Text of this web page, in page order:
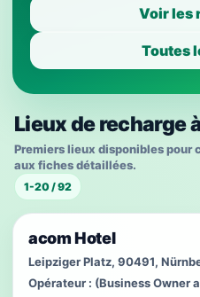
Voir les
Toutes
Lieux de recharge
Premiers lieux disponibles pour
aux fiches détaillées.
1-20 / 92
acom Hotel
Leipziger Platz, 90491,
Opérateur : (Business Owner